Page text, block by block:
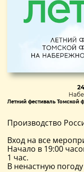
Летний фестиваль Томской
Производство
Вход на все
Начало в 19:00
1 час.
В ненастную